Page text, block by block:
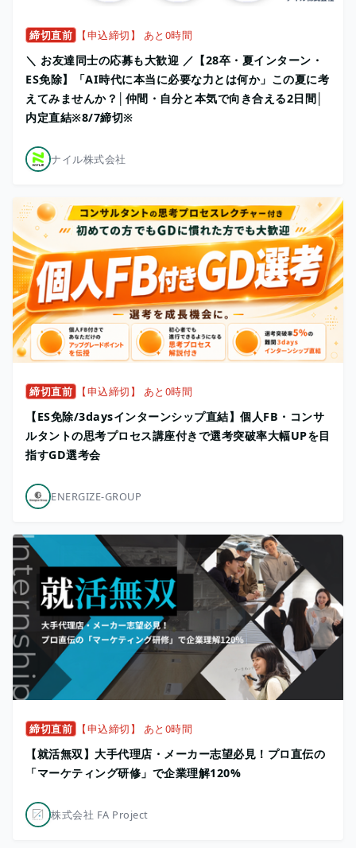
締切直前 【申込締切】 あと0時間
＼ お友達同士の応募も大歓迎 ／【28卒・夏インターン・
ES免除】「AI時代に本当に必要な力とは何か」この夏に考
えてみませんか？│仲間・自分と本気で向き合える2日間│
内定直結※8/7締切※
ナイル株式会社
締切直前 【申込締切】 あと0時間
【ES免除/3daysインターンシップ直結】個人FB・コンサ
ルタントの思考プロセス講座付きで選考突破率大幅UPを目
指すGD選考会
ENERGIZE-GROUP
締切直前 【申込締切】 あと0時間
【就活無双】大手代理店・メーカー志望必見！プロ直伝の
「マーケティング研修」で企業理解120%
株式会社 FA Project